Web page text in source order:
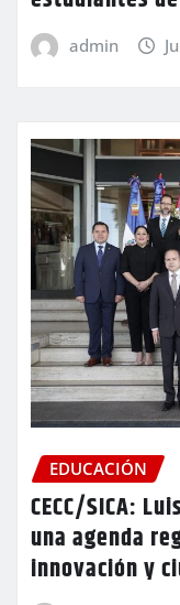
admin
EDUCACIÓN
CECC/SICA:
una agenda
innovación y